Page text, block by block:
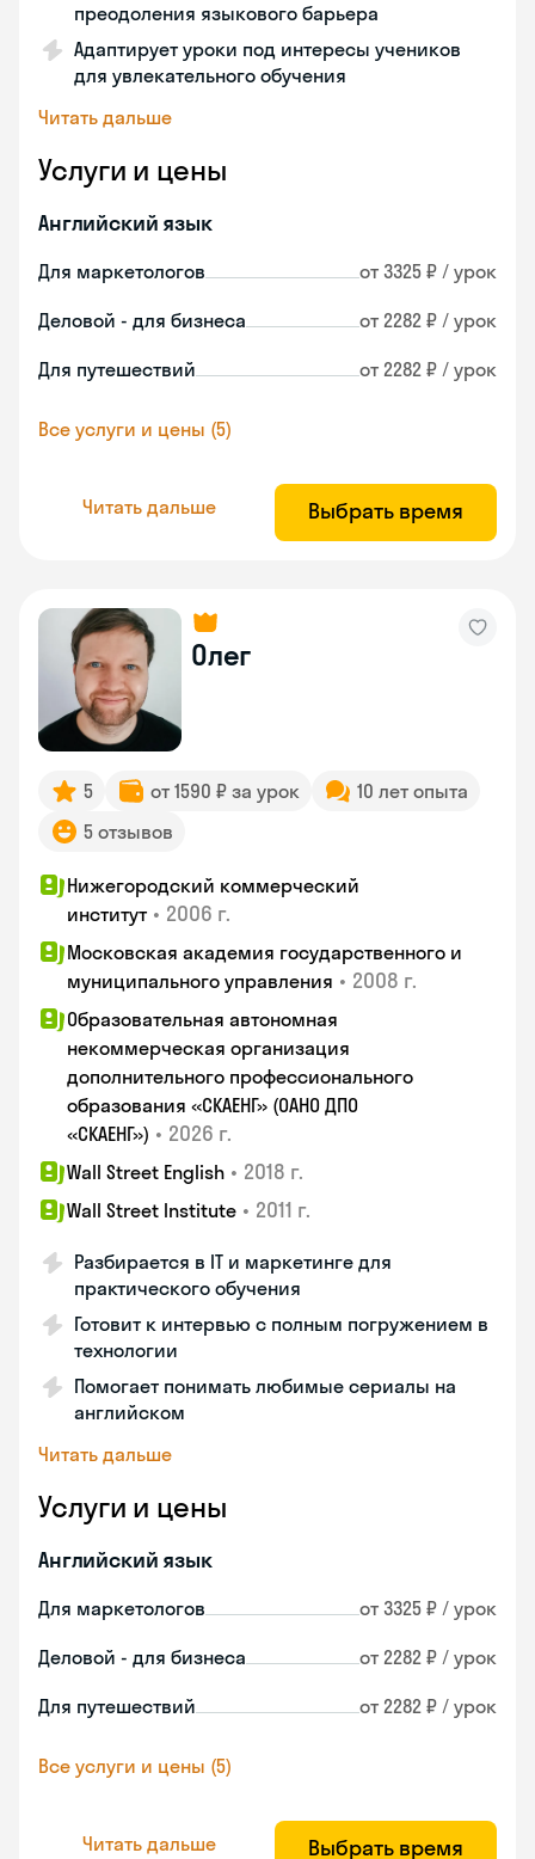
преодоления языкового барьера
Адаптирует уроки под интересы учеников
для увлекательного обучения
Читать дальше
Услуги и цены
Английский язык
Для маркетологов от 3325 ₽ / урок
Деловой - для бизнеса от 2282 ₽ / урок
Для путешествий от 2282 ₽ / урок
Все услуги и цены (5)
Читать дальше Выбрать время
Олег
5 от 1590 ₽ за урок
10 лет опыта
5 отзывов
Нижегородский коммерческий
институт • 2006 г.
Московская академия государственного и
муниципального управления • 2008 г.
Образовательная автономная
некоммерческая организация
дополнительного профессионального
образования «СКАЕНГ» (ОАНО ДПО
«СКАЕНГ») • 2026 г.
Wall Street English • 2018 г.
Wall Street Institute • 2011 г.
Разбирается в IT и маркетинге для
практического обучения
Готовит к интервью с полным погружением в
технологии
Помогает понимать любимые сериалы на
английском
Читать дальше
Услуги и цены
Английский язык
Для маркетологов от 3325 ₽ / урок
Деловой - для бизнеса от 2282 ₽ / урок
Для путешествий от 2282 ₽ / урок
Все услуги и цены (5)
Читать дальше Выбрать время